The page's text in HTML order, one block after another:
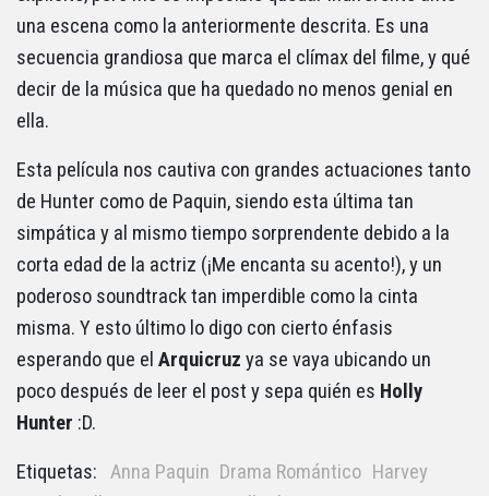
una escena como la anteriormente descrita. Es una
secuencia grandiosa que marca el clímax del filme, y qué
decir de la música que ha quedado no menos genial en
ella.
Esta película nos cautiva con grandes actuaciones tanto
de Hunter como de Paquin, siendo esta última tan
simpática y al mismo tiempo sorprendente debido a la
corta edad de la actriz (¡Me encanta su acento!), y un
poderoso soundtrack tan imperdible como la cinta
misma. Y esto último lo digo con cierto énfasis
esperando que el Arquicruz ya se vaya ubicando un
poco después de leer el post y sepa quién es Holly
Hunter :D.
Etiquetas: Anna Paquin Drama Romántico Harvey